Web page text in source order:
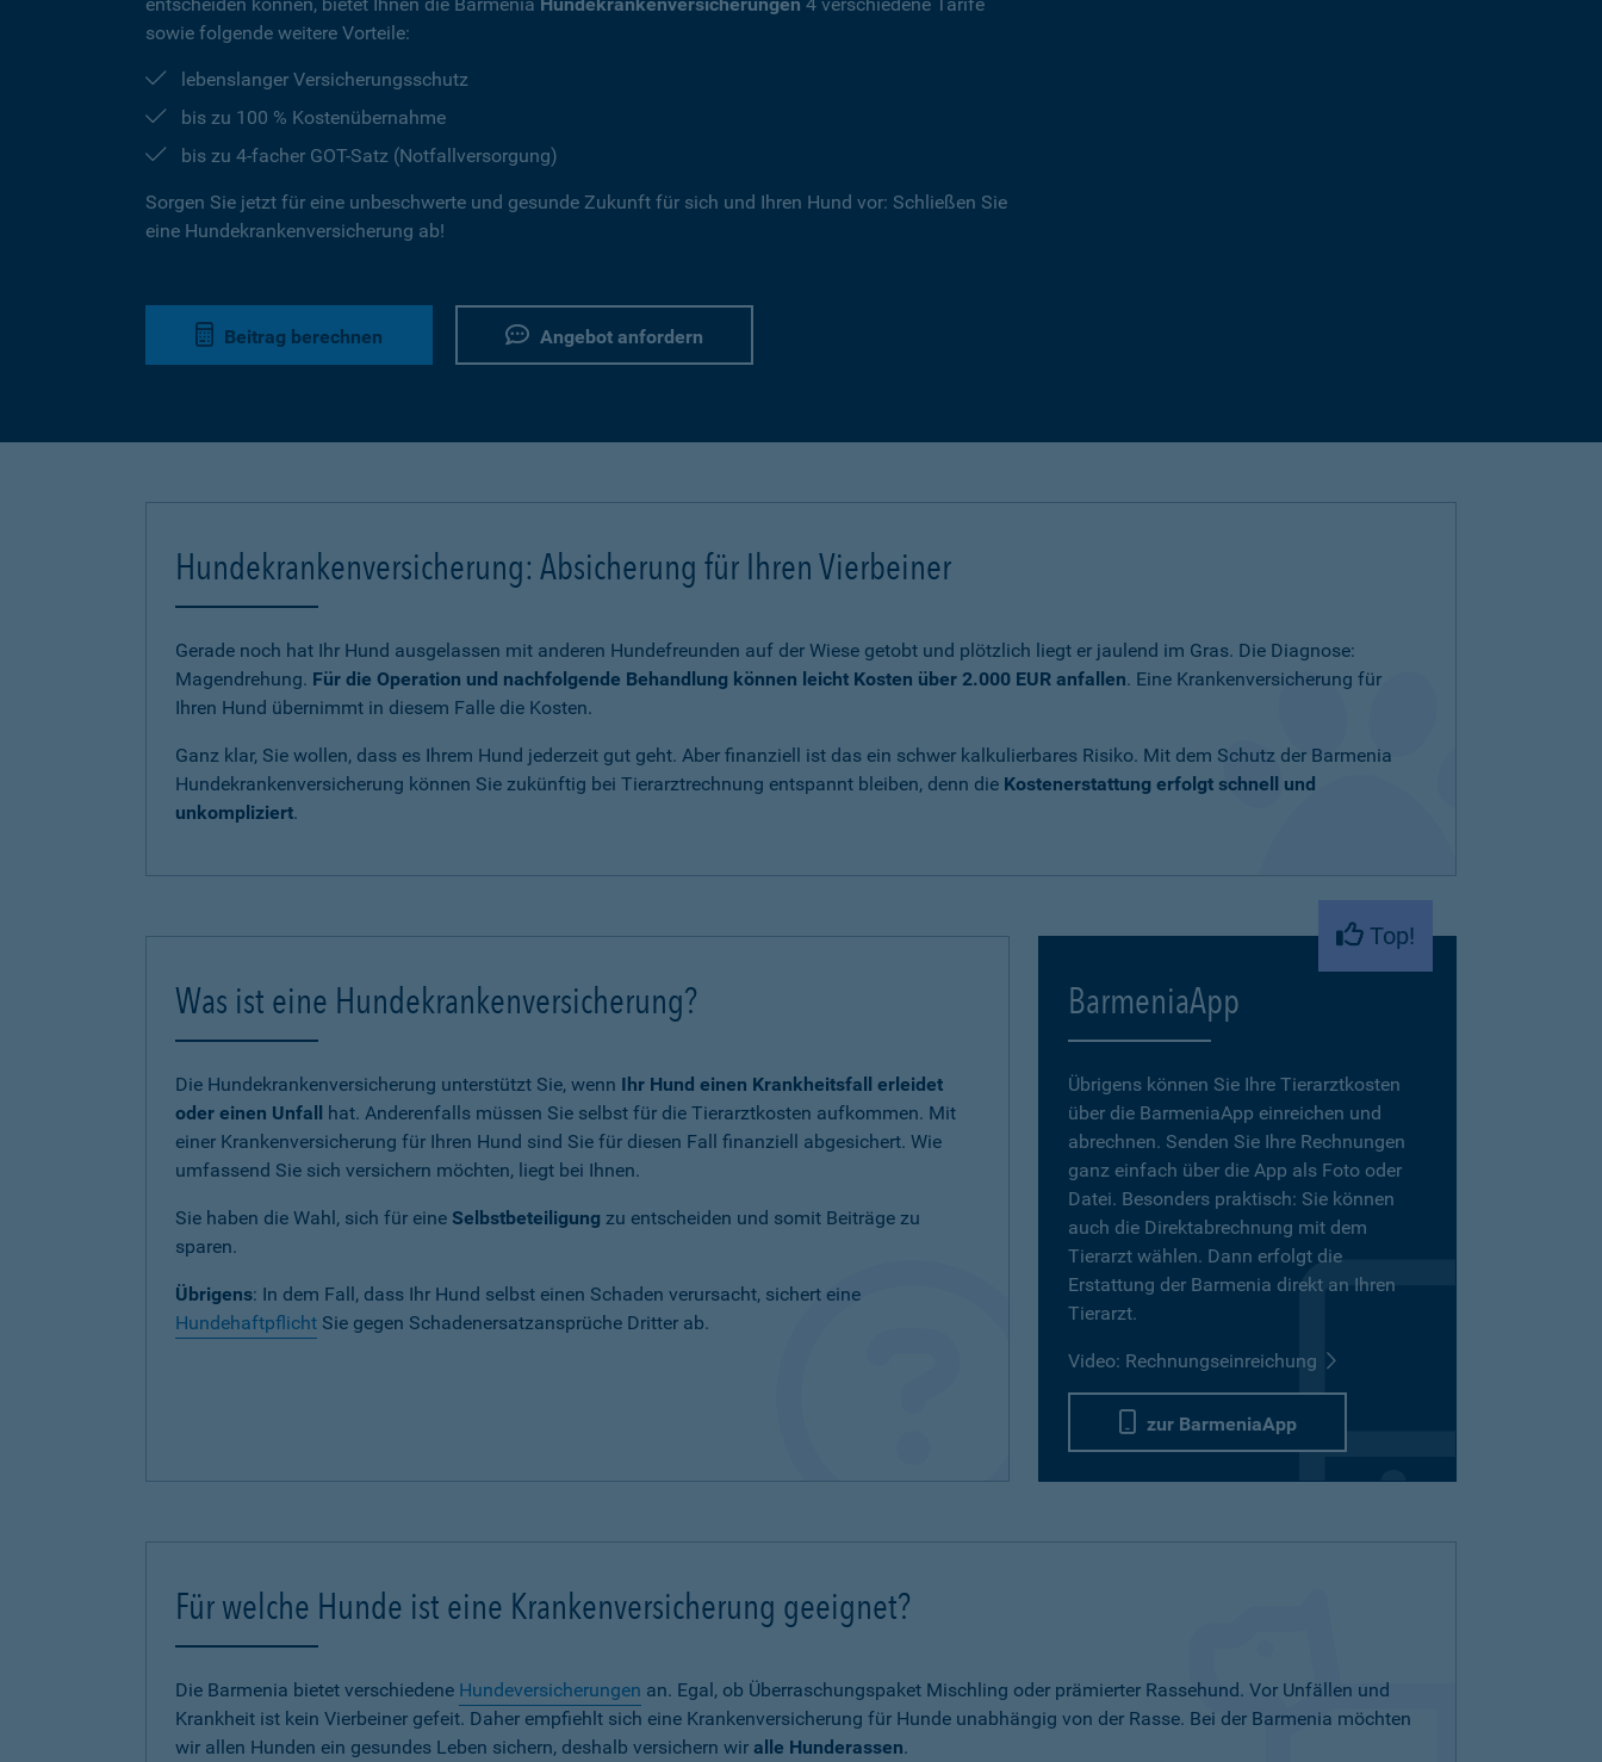
sowie folgende weitere Vorteile:
lebenslanger Versicherungsschutz
bis zu 100 % Kostenübernahme
bis zu 4-facher GOT-Satz (Notfallversorgung)
Sorgen Sie jetzt für eine unbeschwerte und gesunde Zukunft für sich und Ihren Hund vor: Schließen Sie
eine Hundekrankenversicherung ab!
Beitrag berechnen Angebot anfordern
Hundekrankenversicherung: Absicherung für Ihren Vierbeiner
Gerade noch hat Ihr Hund ausgelassen mit anderen Hundefreunden auf der Wiese getobt und plötzlich liegt er jaulend im Gras. Die Diagnose:
Magendrehung. Für die Operation und nachfolgende Behandlung können leicht Kosten über 2.000 EUR anfallen. Eine Krankenversicherung für
Ihren Hund übernimmt in diesem Falle die Kosten.
Ganz klar, Sie wollen, dass es Ihrem Hund jederzeit gut geht. Aber finanziell ist das ein schwer kalkulierbares Risiko. Mit dem Schutz der Barmenia
Hundekrankenversicherung können Sie zukünftig bei Tierarztrechnung entspannt bleiben, denn die Kostenerstattung erfolgt schnell und
unkompliziert.
Was ist eine Hundekrankenversicherung?
Die Hundekrankenversicherung unterstützt Sie, wenn Ihr Hund einen Krankheitsfall erleidet
oder einen Unfall hat. Anderenfalls müssen Sie selbst für die Tierarztkosten aufkommen. Mit
einer Krankenversicherung für Ihren Hund sind Sie für diesen Fall finanziell abgesichert. Wie
umfassend Sie sich versichern möchten, liegt bei Ihnen.
Sie haben die Wahl, sich für eine Selbstbeteiligung zu entscheiden und somit Beiträge zu
sparen.
Übrigens: In dem Fall, dass Ihr Hund selbst einen Schaden verursacht, sichert eine
Hundehaftpflicht Sie gegen Schadenersatzansprüche Dritter ab.
Top!
BarmeniaApp
Übrigens können Sie Ihre Tierarztkosten
über die BarmeniaApp einreichen und
abrechnen. Senden Sie Ihre Rechnungen
ganz einfach über die App als Foto oder
Datei. Besonders praktisch: Sie können
auch die Direktabrechnung mit dem
Tierarzt wählen. Dann erfolgt die
Erstattung der Barmenia direkt an Ihren
Tierarzt.
Video: Rechnungseinreichung
zur BarmeniaApp
Für welche Hunde ist eine Krankenversicherung geeignet?
Die Barmenia bietet verschiedene Hundeversicherungen an. Egal, ob Überraschungspaket Mischling oder prämierter Rassehund. Vor Unfällen und
Krankheit ist kein Vierbeiner gefeit. Daher empfiehlt sich eine Krankenversicherung für Hunde unabhängig von der Rasse. Bei der Barmenia möchten
wir allen Hunden ein gesundes Leben sichern, deshalb versichern wir alle Hunderassen.